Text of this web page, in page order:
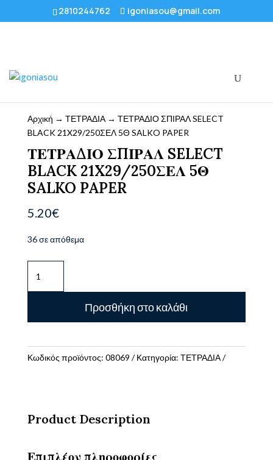
2810244762 igoniasou@gmail.com
Αρχική → ΤΕΤΡΑΔΙΑ→ ΤΕΤΡΑΔΙΟ ΣΠΙΡΑΛ SELECT
BLACK 21X29/250ΣΕΛ 5Θ SALKO PAPER
ΤΕΤΡΑΔΙΟ ΣΠΙΡΑΛ SELECT
BLACK 21X29/250ΣΕΛ 5Θ
SALKO PAPER
5.20€
36 σε απόθεμα
ΣΠΙΡΑΛ
SELECT
21X29/250ΣΕΛ
Προσθήκη στο καλάθι
Κωδικός προϊόντος: 08069 Κατηγορία: ΤΕΤΡΑΔΙΑ
Product Description
Επιπλέον πληροφορίες